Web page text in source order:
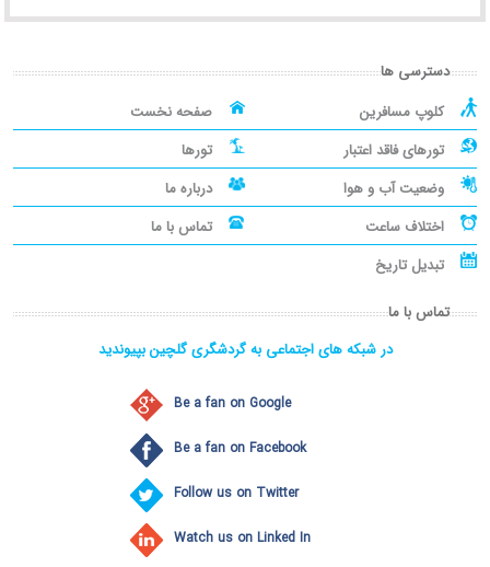
دسترسی ها
کلوپ مسافرین
صفحه نخست
تورهای فاقد اعتبار
تورها
وضعیت آب و هوا
درباره ما
اختلاف ساعت
تماس با ما
تبدیل تاریخ
تماس با ما
در شبکه های اجتماعی به گردشگری گلچین بپیوندید
Be a fan on Google
Be a fan on Facebook
Follow us on Twitter
Watch us on Linked In